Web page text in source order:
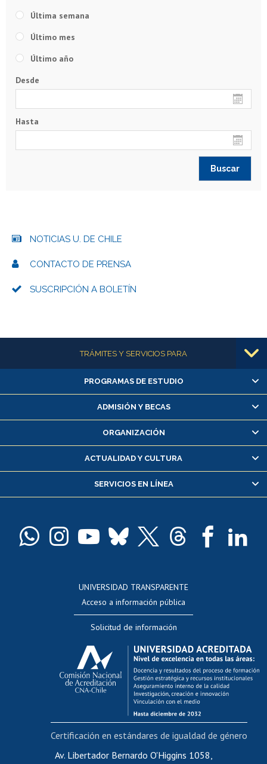
Última semana
Último mes
Último año
Desde
Hasta
NOTICIAS U. DE CHILE
CONTACTO DE PRENSA
SUSCRIPCIÓN A BOLETÍN
Más informaciónTRÁMITES Y SERVICIOS PARA
Alumnas/os y exalumnas/os
Matrícula en línea
Inscripción y cambio de asignaturas
Consulta y certificado de notas
Servicio médico y dental
Pago de arancel y crédito alumnos
Docentes
Evaluación docente
Calificación académica
Postulación al AUCAI
Funcionarias/os
Cursos internos de capacitación
Bienestar del personal
Portal de movilidad interna
Certificado de renta
PROGRAMAS DE ESTUDIO
ADMISIÓN Y BECAS
ORGANIZACIÓN
ACTUALIDAD Y CULTURA
SERVICIOS EN LÍNEA
UNIVERSIDAD TRANSPARENTE
Acceso a información pública
Solicitud de información
Av. Libertador Bernardo O'Higgins 1058,
Certificación en estándares de igualdad de género